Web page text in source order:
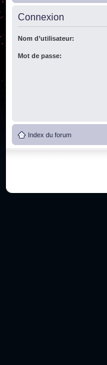
Connexion
Nom d’utilisateur:
Mot de passe:
Index du forum